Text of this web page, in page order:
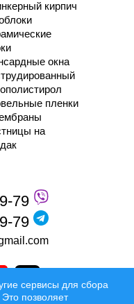
кирпич
окна
пленки
на
79
79
сервисы для сбора
позволяет